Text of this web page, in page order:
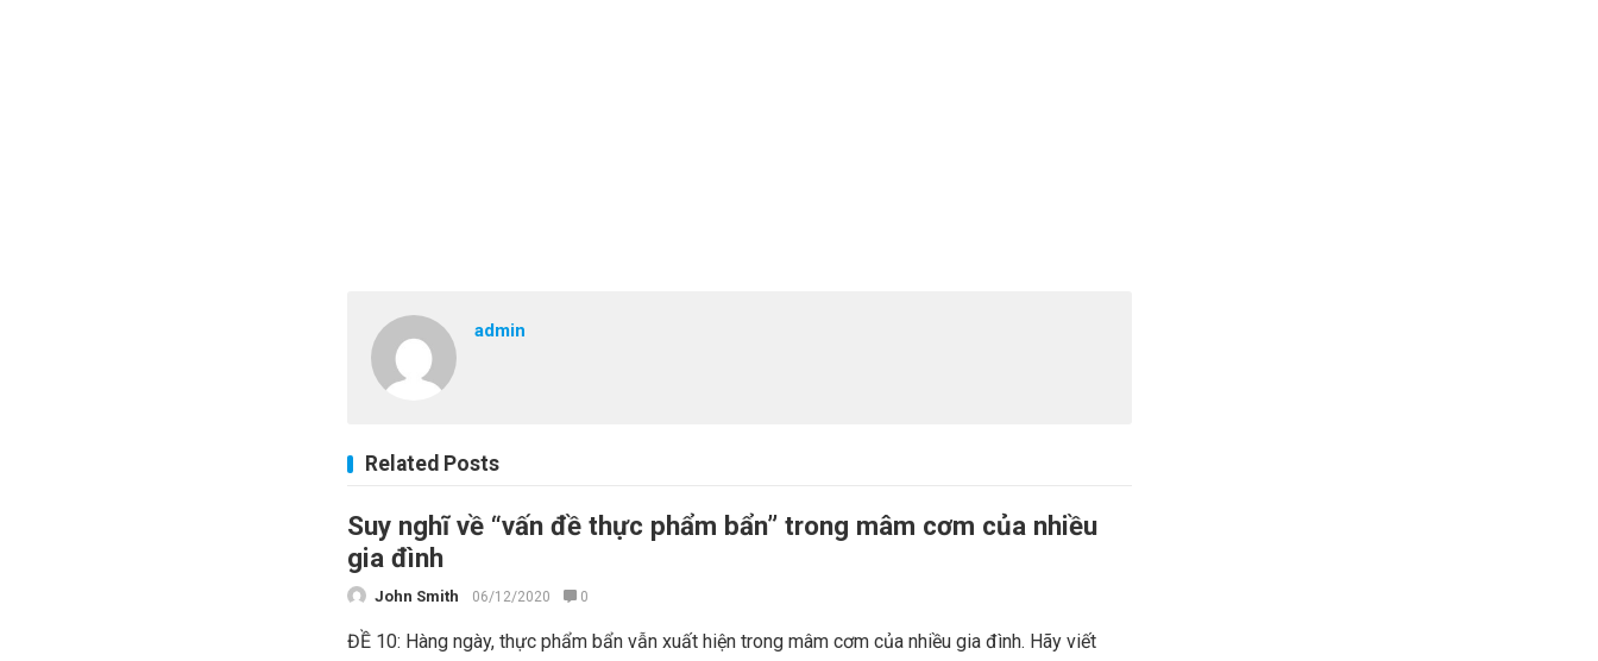
admin
Related Posts
Suy nghĩ về “vấn đề thực phẩm bẩn” trong mâm cơm của nhiều
gia đình
John Smith 06/12/2020 0
ĐỀ 10: Hàng ngày, thực phẩm bẩn vẫn xuất hiện trong mâm cơm của nhiều gia đình. Hãy viết